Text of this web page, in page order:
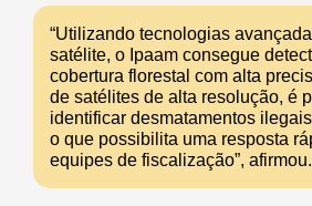
“Utilizando tecnologias
satélite, o Ipaam consegue
cobertura florestal com alta
de satélites de alta resolução, é
identificar desmatamentos
o que possibilita uma resposta
equipes de fiscalização”, afirmou.